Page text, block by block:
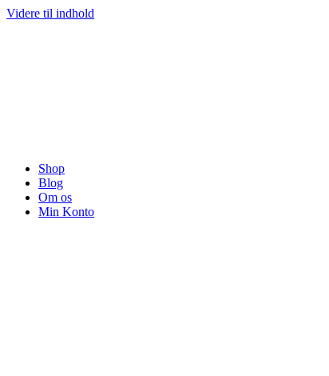
Videre til indhold
Shop
Blog
Om os
Min Konto